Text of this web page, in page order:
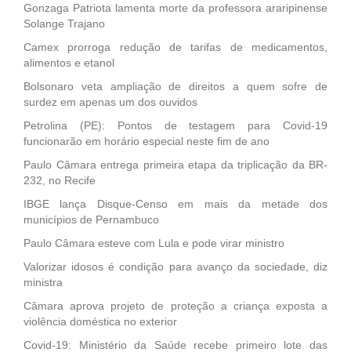
Gonzaga Patriota lamenta morte da professora araripinense
Solange Trajano
Camex prorroga redução de tarifas de medicamentos,
alimentos e etanol
Bolsonaro veta ampliação de direitos a quem sofre de
surdez em apenas um dos ouvidos
Petrolina (PE): Pontos de testagem para Covid-19
funcionarão em horário especial neste fim de ano
Paulo Câmara entrega primeira etapa da triplicação da BR-
232, no Recife
IBGE lança Disque-Censo em mais da metade dos
municípios de Pernambuco
Paulo Câmara esteve com Lula e pode virar ministro
Valorizar idosos é condição para avanço da sociedade, diz
ministra
Câmara aprova projeto de proteção a criança exposta a
violência doméstica no exterior
Covid-19: Ministério da Saúde recebe primeiro lote das